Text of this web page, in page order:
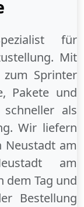
für
Mit
Sprinter
Pakete und
als
Wir liefern
Neustadt am
am
dem Tag und
Bestellung